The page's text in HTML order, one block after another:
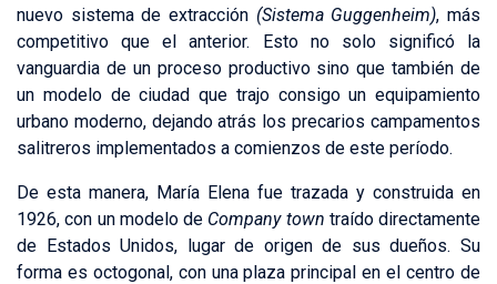
nuevo sistema de extracción (Sistema Guggenheim), más
competitivo que el anterior. Esto no solo significó la
vanguardia de un proceso productivo sino que también de
un modelo de ciudad que trajo consigo un equipamiento
urbano moderno, dejando atrás los precarios campamentos
salitreros implementados a comienzos de este período.
De esta manera, María Elena fue trazada y construida en
1926, con un modelo de Company town traído directamente
de Estados Unidos, lugar de origen de sus dueños. Su
forma es octogonal, con una plaza principal en el centro de